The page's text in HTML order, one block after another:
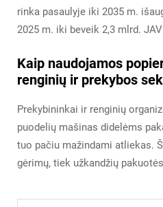
rinka pasaulyje iki 2035 m.
2025 m. iki beveik 2,3 mlrd.
Kaip naudojamos
renginių ir prekybos
Prekybininkai ir renginių
puodelių mašinas didelėms
tuo pačiu mažindami atliekas.
gėrimų, tiek užkandžių